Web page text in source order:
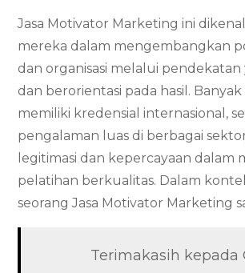
Jasa Motivator Marketing ini
mereka dalam mengembangkan
dan organisasi melalui
dan berorientasi pada hasil.
memiliki kredensial internasional,
pengalaman luas di berbagai
legitimasi dan kepercayaan dalam
pelatihan berkualitas. Dalam
seorang Jasa Motivator Marketing
Terimakasih kepada